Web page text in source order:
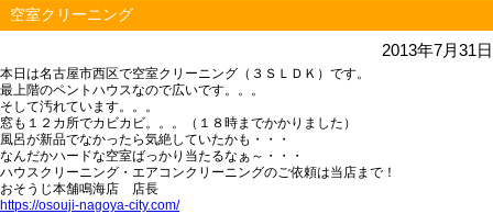
空室クリーニング
2013年7月31日
本日は名古屋市西区で空室クリーニング（３ＳＬＤＫ）です。
最上階のペントハウスなので広いです。。。
そして汚れています。。。
窓も１２カ所でカビカビ。。。（１８時までかかりました）
風呂が新品でなかったら気絶していたかも・・・
なんだかハードな空室ばっかり当たるなぁ～・・・
ハウスクリーニング・エアコンクリーニングのご依頼は当店まで！
おそうじ本舗鳴海店 店長
https://osouji-nagoya-city.com/